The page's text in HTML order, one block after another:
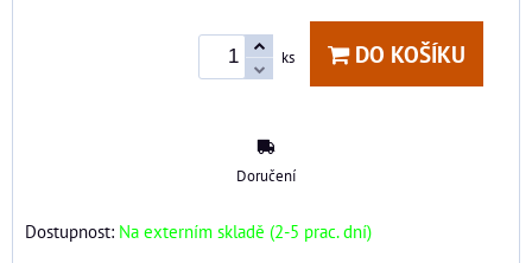
ks DO KOŠÍKU
Doručení
Dostupnost: Na externím skladě (2-5 prac. dní)